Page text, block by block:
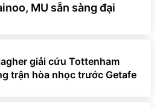
MU sẵn sàng đại
giải cứu Tottenham
trận hòa nhọc trước Getafe